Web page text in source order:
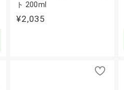
ト 200ml
¥2,035